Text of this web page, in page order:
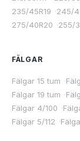
235/45R19 ·245/
275/40R20 ·255/
FÄLGAR
Fälgar 15 tum ·
Fälgar 19 tum ·
Fälgar 4/100 ·
Fälgar 5/112 ·